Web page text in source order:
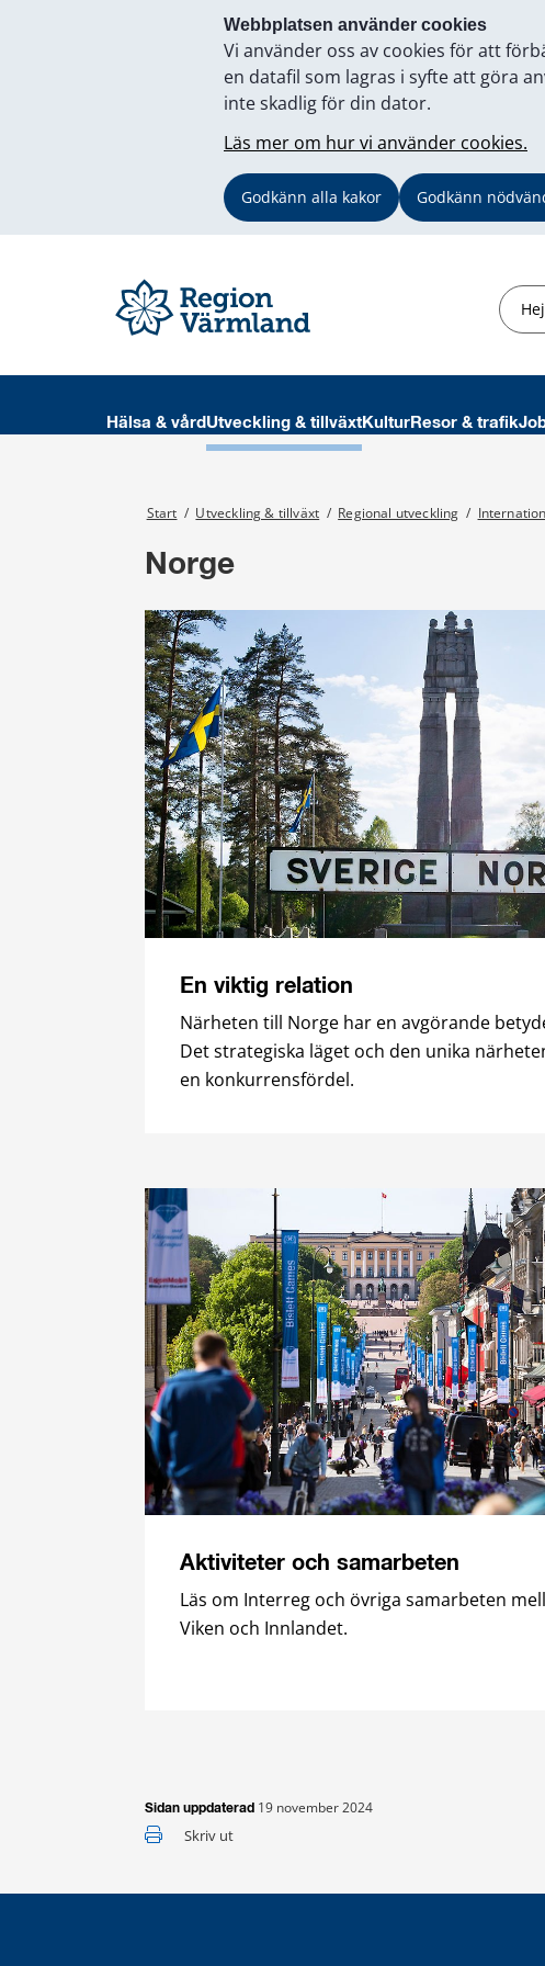
Webbplatsen använder cookies
Vi använder oss av cookies för att
en datafil som lagras i syfte att göra
inte skadlig för din dator.
Läs mer om hur vi använder cookies.
Godkänn alla kakor Godkänn
Sök
Hälsa & vård Utveckling & tillväxtKulturResor & trafik
Start / Utveckling & tillväxt / Regional utveckling /
Norge
En viktig relation
Närheten till Norge har en avgörande
Det strategiska läget och den unika
en konkurrensfördel.
Aktiviteter och samarbeten
Läs om Interreg och övriga samarbeten
Viken och Innlandet.
Sidan uppdaterad 19 november 2024
Skriv ut